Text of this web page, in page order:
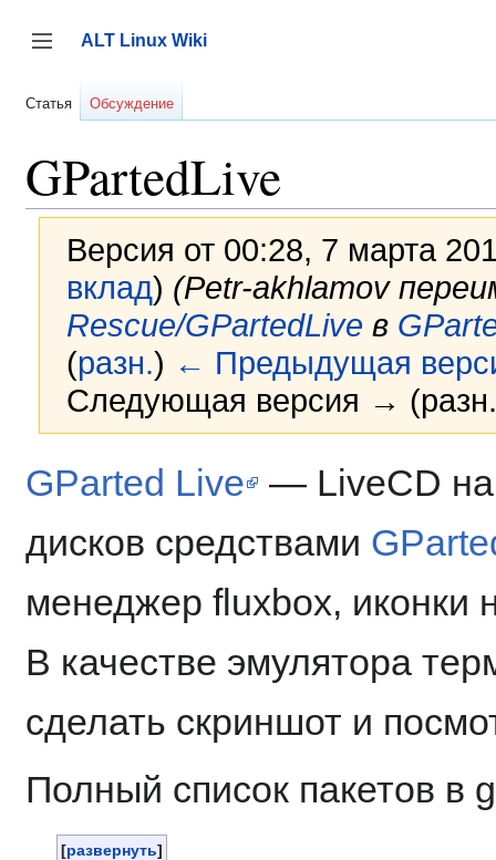
содержанию
Переключить боковую панель
ALT Linux Wiki
Статья Обсуждение
GPartedLive
Версия от 00:28, 7 марта
вклад) (Petr-akhlamov
Rescue/GPartedLive в
(разн.) ← Предыдущая
Следующая версия →
GParted Live
— LiveCD на
дисков средствами
менеджер fluxbox, иконки
В качестве эмулятора
сделать скриншот и
Полный список пакетов в
развернуть